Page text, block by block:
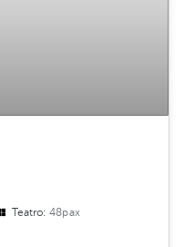
Teatro:48pax